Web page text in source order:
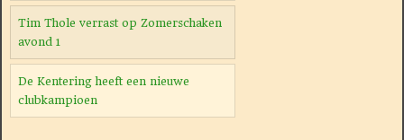
Tim Thole verrast op Zomerschaken
avond 1
De Kentering heeft een nieuwe
clubkampioen